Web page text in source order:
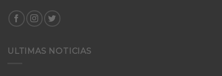
ULTIMAS NOTICIAS